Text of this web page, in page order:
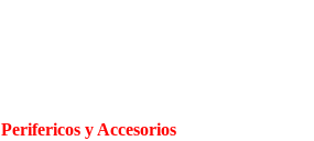
Perifericos y Accesorios